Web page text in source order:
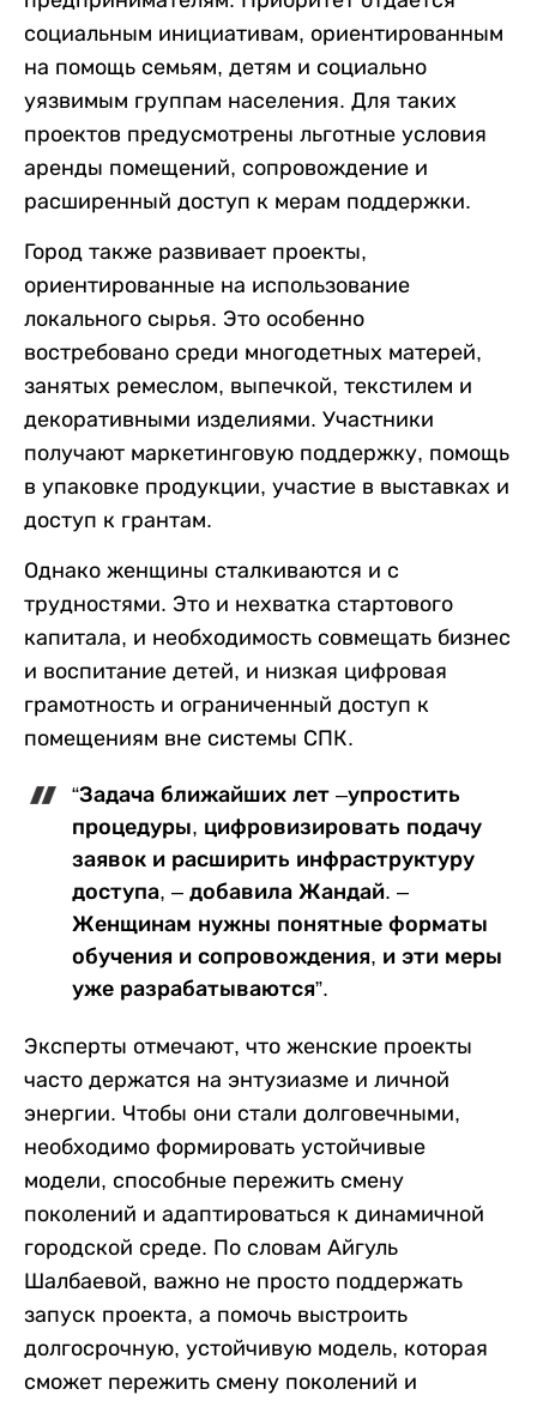
социальным инициативам, ориентированным
на помощь семьям, детям и социально
уязвимым группам населения. Для таких
проектов предусмотрены льготные условия
аренды помещений, сопровождение и
расширенный доступ к мерам поддержки.
Город также развивает проекты,
ориентированные на использование
локального сырья. Это особенно
востребовано среди многодетных матерей,
занятых ремеслом, выпечкой, текстилем и
декоративными изделиями. Участники
получают маркетинговую поддержку, помощь
в упаковке продукции, участие в выставках и
доступ к грантам.
Однако женщины сталкиваются и с
трудностями. Это и нехватка стартового
капитала, и необходимость совмещать бизнес
и воспитание детей, и низкая цифровая
грамотность и ограниченный доступ к
помещениям вне системы СПК.
“Задача ближайших лет –упростить
процедуры, цифровизировать подачу
заявок и расширить инфраструктуру
доступа, – добавила Жандай. –
Женщинам нужны понятные форматы
обучения и сопровождения, и эти меры
уже разрабатываются”.
Эксперты отмечают, что женские проекты
часто держатся на энтузиазме и личной
энергии. Чтобы они стали долговечными,
необходимо формировать устойчивые
модели, способные пережить смену
поколений и адаптироваться к динамичной
городской среде. По словам Айгуль
Шалбаевой, важно не просто поддержать
запуск проекта, а помочь выстроить
долгосрочную, устойчивую модель, которая
сможет пережить смену поколений и